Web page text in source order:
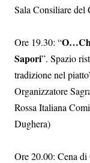
Sala Consiliare del
Ore 19.30: “
Sapori”. Spazio
tradizione nel
Organizzatore
Rossa Italiana
Dughera)
Ore 20.00: Cena